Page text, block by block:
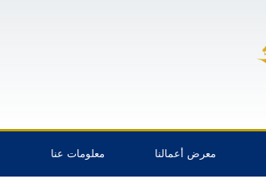
معرض أعمالنا معلومات عنا